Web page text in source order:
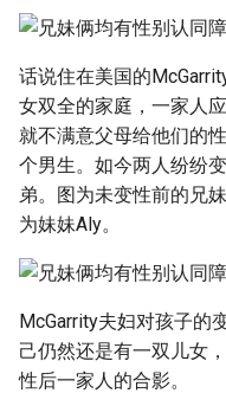
z
i
n
g
s
r
c
话说住在美国的
女双全的家庭，一家人
就不满意父母给他们的
个男生。如今两人纷纷
弟。图为未变性前的兄
为妹妹Aly。
McGarrity夫妇对孩子的
己仍然还是有一双儿女
性后一家人的合影。